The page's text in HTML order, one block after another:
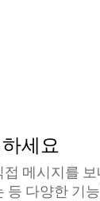
세요
메시지를 보
등 다양한 기